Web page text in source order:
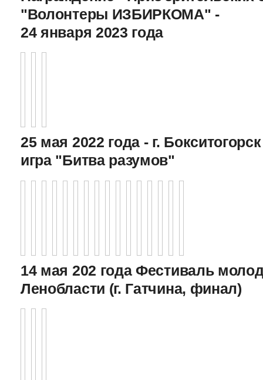
"Волонтеры ИЗБИРКОМА" -
24 января 2023 года
25 мая 2022 года - г.
игра "Битва разумов"
14 мая 202 года Фестиваль
Ленобласти (г. Гатчина, финал)